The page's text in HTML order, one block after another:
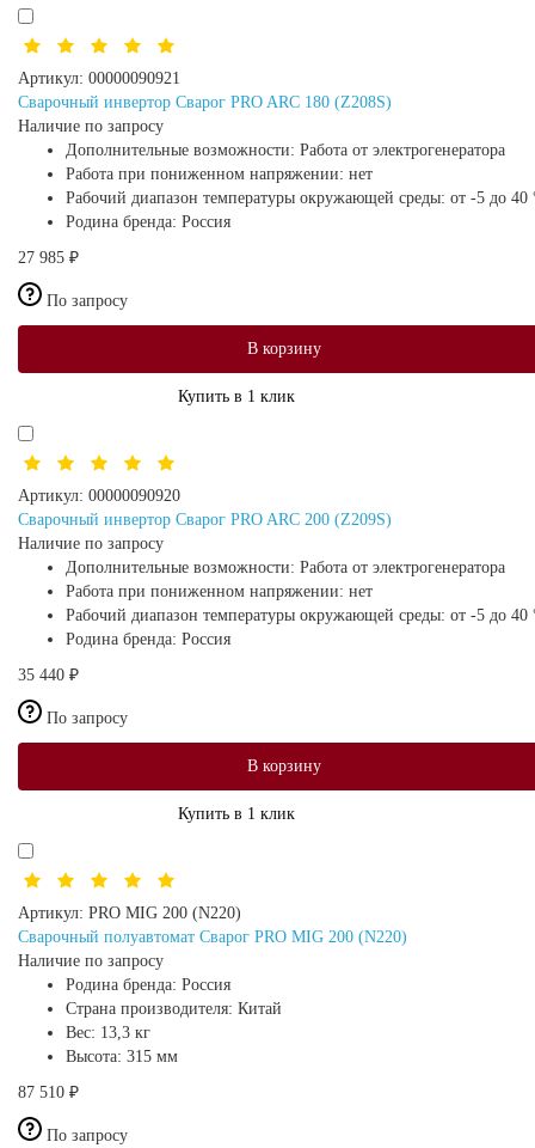
Артикул: 00000090921
Сварочный инвертор Сварог PRO ARC 180 (Z208S)
Наличие по запросу
Дополнительные возможности: Работа от электрогенератора
Работа при пониженном напряжении: нет
Рабочий диапазон температуры окружающей среды: от -5 до 40
Родина бренда: Россия
27 985 ₽
По запросу
В корзину
Купить в 1 клик
Артикул: 00000090920
Сварочный инвертор Сварог PRO ARC 200 (Z209S)
Наличие по запросу
Дополнительные возможности: Работа от электрогенератора
Работа при пониженном напряжении: нет
Рабочий диапазон температуры окружающей среды: от -5 до 40
Родина бренда: Россия
35 440 ₽
По запросу
В корзину
Купить в 1 клик
Артикул: PRO MIG 200 (N220)
Сварочный полуавтомат Сварог PRO MIG 200 (N220)
Наличие по запросу
Родина бренда: Россия
Страна производителя: Китай
Вес: 13,3 кг
Высота: 315 мм
87 510 ₽
По запросу